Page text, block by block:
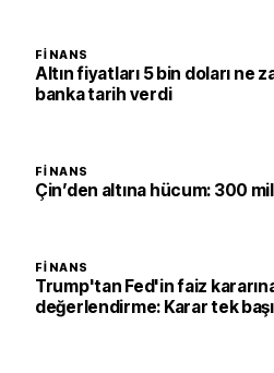
FINANS
Altın fiyatları 5 bin doları ne
banka tarih verdi
FINANS
Çin’den altına hücum: 300
FINANS
Trump'tan Fed'in faiz
değerlendirme: Karar tek